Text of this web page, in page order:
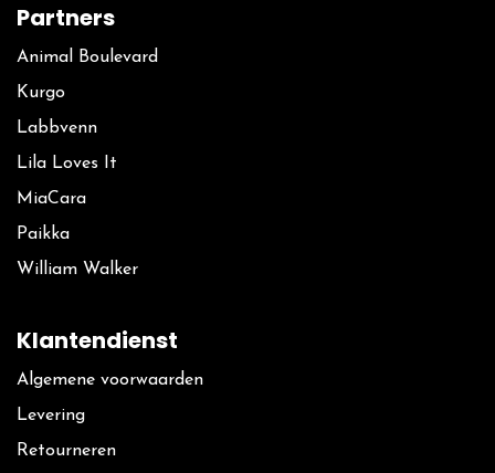
Partners
Animal Boulevard
Kurgo
La​bbvenn
Lila Loves It
MiaCara
Paikka
William Walker
Klantendienst
Algemene voorwaarden
Levering
Retourneren